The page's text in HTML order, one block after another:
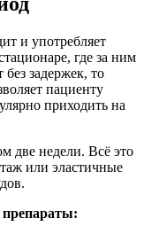
и употребляет
где за ним
задержек, то
пациенту
приходить на
две недели. Всё это
или эластичные
препараты: